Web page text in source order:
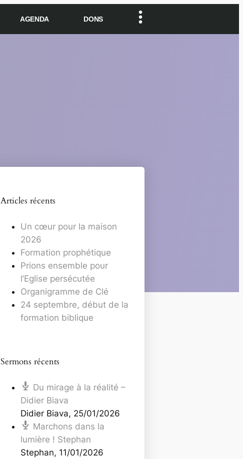
AGENDA DONS
Articles récents
Un cœur pour la maison
2026
Formation prophétique
Prions ensemble pour
l’Eglise persécutée
Organigramme de Clé
24 septembre, début de la
formation biblique
Sermons récents
Du mirage à la réalité –
Didier Biava
Didier Biava, 25/01/2026
Marchons dans la
lumière ! Stephan
Stephan, 11/01/2026